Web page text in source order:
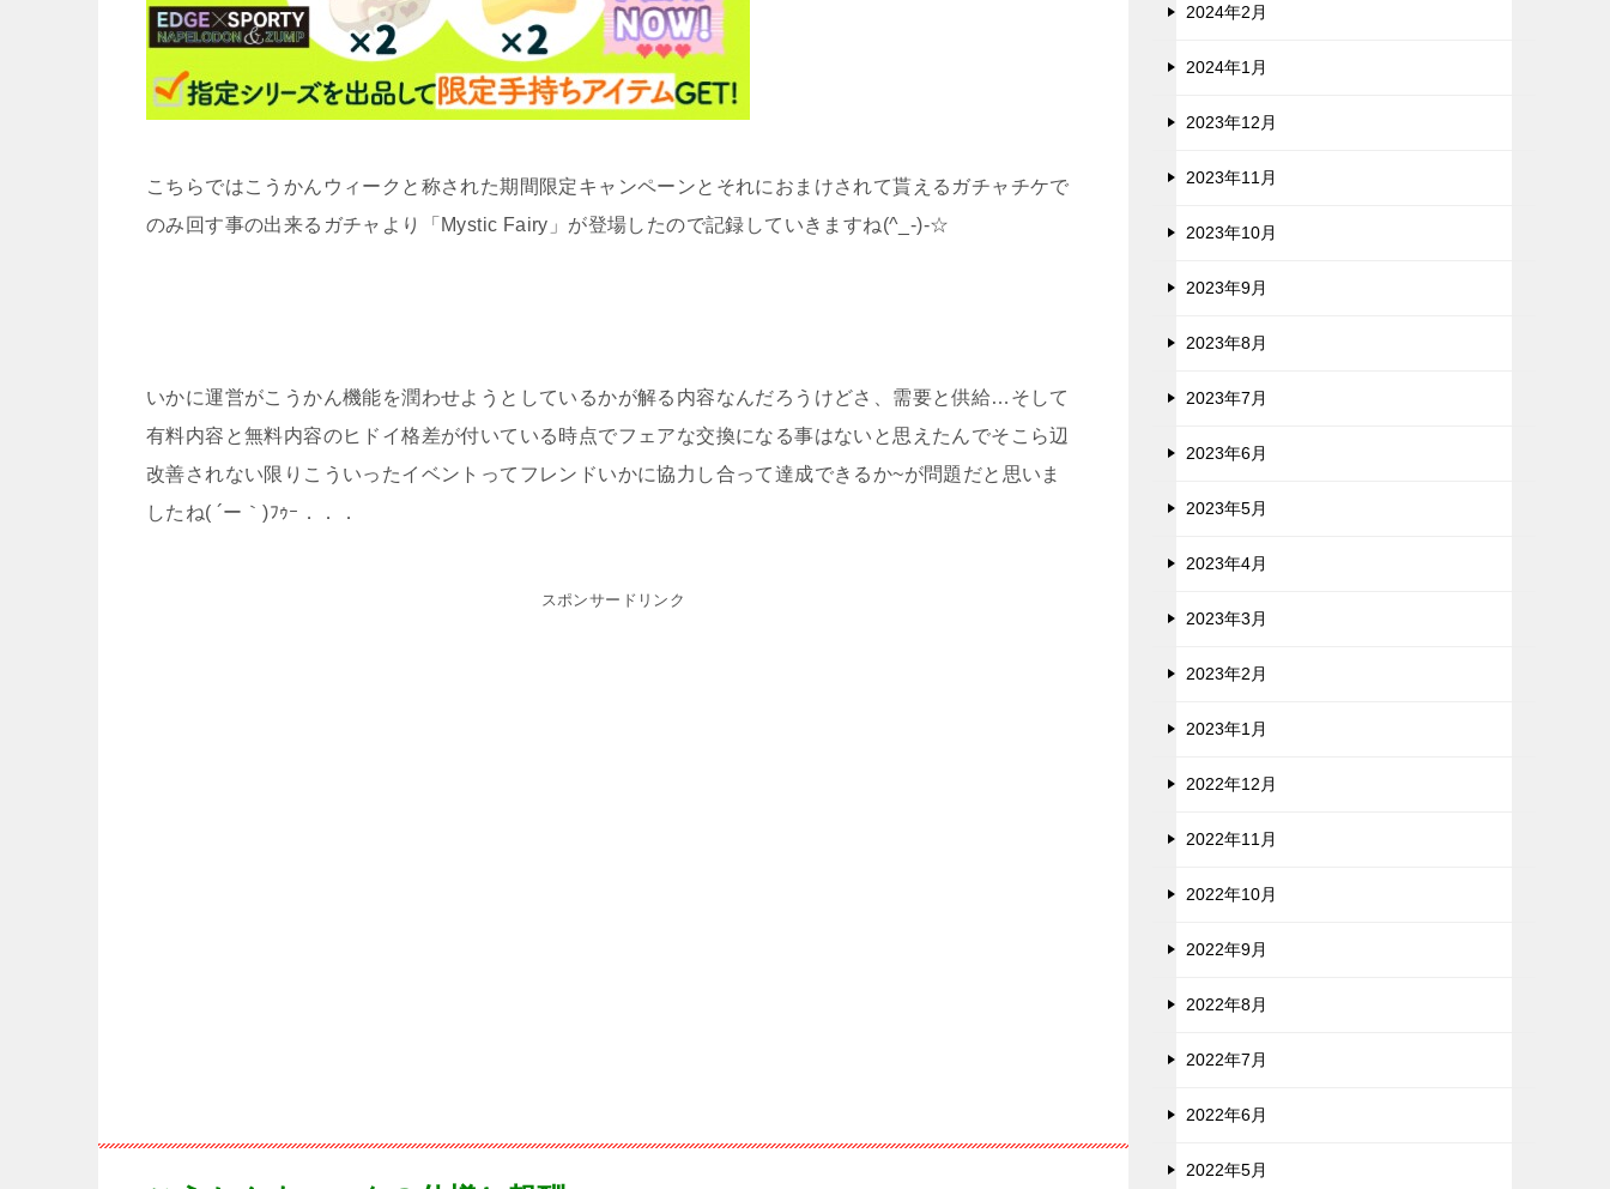
こちらではこうかんウィークと称された期間限定キャンペーンとそれにおまけされて貰えるガチャチケで
のみ回す事の出来るガチャより「Mystic Fairy」が登場したので記録していきますね(^_-)-☆
いかに運営がこうかん機能を潤わせようとしているかが解る内容なんだろうけどさ、需要と供給…そして
有料内容と無料内容のヒドイ格差が付いている時点でフェアな交換になる事はないと思えたんでそこら辺
改善されない限りこういったイベントってフレンドいかに協力し合って達成できるか~が問題だと思いま
したね( ´ー｀)ﾌｩｰ．．．
スポンサードリンク
2024年2月
2024年1月
2023年12月
2023年11月
2023年10月
2023年9月
2023年8月
2023年7月
2023年6月
2023年5月
2023年4月
2023年3月
2023年2月
2023年1月
2022年12月
2022年11月
2022年10月
2022年9月
2022年8月
2022年7月
2022年6月
2022年5月